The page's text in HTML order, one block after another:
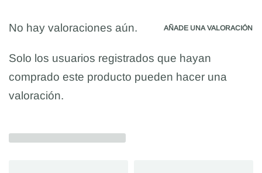
No hay valoraciones aún. AÑADE UNA VALORACIÓN
Solo los usuarios registrados que hayan
comprado este producto pueden hacer una
valoración.